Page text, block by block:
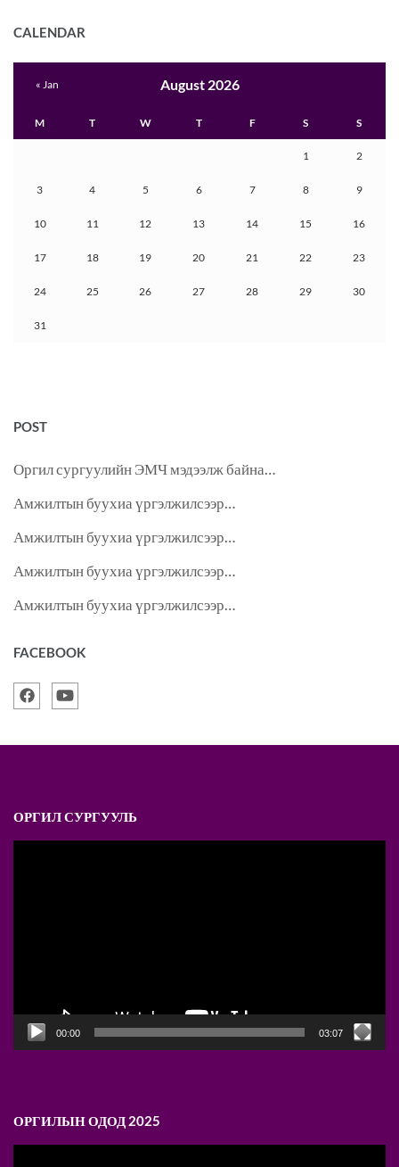
CALENDAR
August 2026
M T W T F S S
1 2
3 4 5 6 7 8 9
10 11 12 13 14 15 16
17 18 19 20 21 22 23
24 25 26 27 28 29 30
31
« Jan
POST
Оргил сургуулийн ЭМЧ мэдээлж байна…
Амжилтын буухиа үргэлжилсээр…
Амжилтын буухиа үргэлжилсээр…
Амжилтын буухиа үргэлжилсээр…
Амжилтын буухиа үргэлжилсээр…
FACEBOOK
ОРГИЛ СУРГУУЛЬ
00:00 03:07
ОРГИЛЫН ОДОД 2025